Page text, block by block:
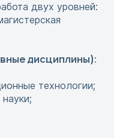
двух уровней:
дисциплины):
технологии;